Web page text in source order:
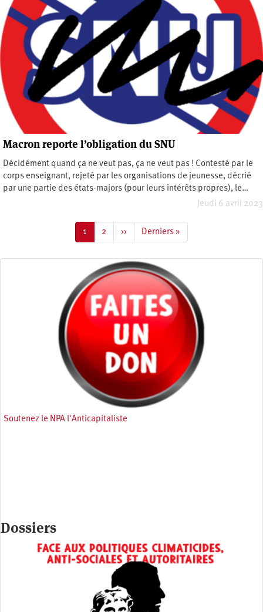
Macron reporte l’obligation du SNU
Décidément quand ça ne veut pas, ça ne veut pas ! Contesté par le
corps enseignant, rejeté par les organisations de jeunesse, décrié
par une partie des états-majors (pour leurs intérêts propres), le…
Jeudi 6 avril 2023
Page
courante
1 Page
2
Page
suivante
››
Dernière
page
Derniers »
Soutenez le NPA l'Anticapitaliste
Dossiers